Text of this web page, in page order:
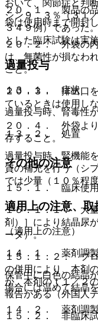
２０．１． 製品の
袋は使用時まで開封
２０．２． 外袋の
は、無菌性が損なわ
こと。
２０．３． 排出口
ているときは使用しな
２０．４． 外袋よ
存すること。
その他の注意
１５．１． 臨床使
１５．１．１． 大
剤）］により結晶尿
ータ）。
１５．１．２． プ
の併用により、本剤
が、本剤のｔ１／２
報告がある（外国人
１５．２． 非臨床
おいて、関節症と判
シン９．３％（３１
３４９例）であった
とした臨床試験は実
過量投与
１３．１． 症状
過量投与時、腎毒性
１３．２． 処置
過量投与時、腎機能
質の補充を行う（シ
では少量（１０％程
適用上の注意、
（適用上の注意）
１４．１． 薬剤調
保管中に白色の結晶
場合には温めて結晶
１４．２． 薬剤調